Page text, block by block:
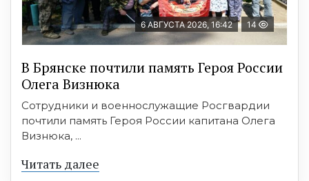
6 АВГУСТА 2026, 16:42 14
В Брянске почтили память Героя России
Олега Визнюка
Сотрудники и военнослужащие Росгвардии
почтили память Героя России капитана Олега
Визнюка, ...
Читать далее